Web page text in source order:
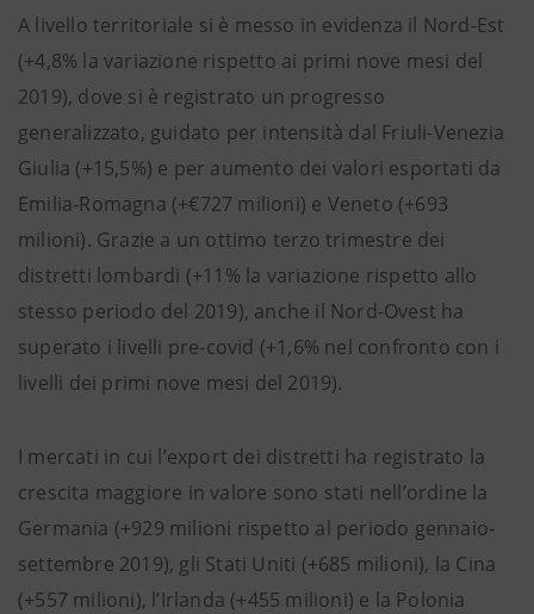
A livello territoriale si è messo in evidenza il Nord-Est
(+4,8% la variazione rispetto ai primi nove mesi del
2019), dove si è registrato un progresso
generalizzato, guidato per intensità dal Friuli-Venezia
Giulia (+15,5%) e per aumento dei valori esportati da
Emilia-Romagna (+€727 milioni) e Veneto (+693
milioni). Grazie a un ottimo terzo trimestre dei
distretti lombardi (+11% la variazione rispetto allo
stesso periodo del 2019), anche il Nord-Ovest ha
superato i livelli pre-covid (+1,6% nel confronto con i
livelli dei primi nove mesi del 2019).
I mercati in cui l’export dei distretti ha registrato la
crescita maggiore in valore sono stati nell’ordine la
Germania (+929 milioni rispetto al periodo gennaio-
settembre 2019), gli Stati Uniti (+685 milioni), la Cina
(+557 milioni), l’Irlanda (+455 milioni) e la Polonia